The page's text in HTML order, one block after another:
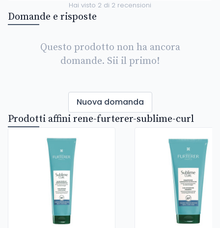
Hai visto 2 di 2 recensioni
Domande e risposte
Questo prodotto non ha ancora
domande. Sii il primo!
Nuova domanda
Prodotti affini rene-furterer-sublime-curl